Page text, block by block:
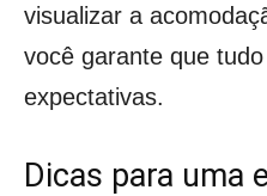
visualizar a
você garante que
expectativas.
Dicas para uma